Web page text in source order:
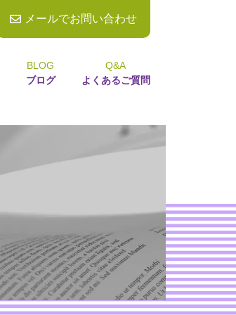
メールでお問い合わせ
BLOG
ブログ
Q&A
よくあるご質問